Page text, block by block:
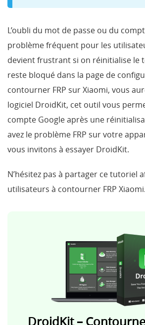
L’oubli du mot de passe ou du
problème fréquent pour les
devient frustrant si on réinitialise le
reste bloqué dans la page de
contourner FRP sur Xiaomi, vous
logiciel DroidKit, cet outil vous
compte Google après une
avez le problème FRP sur votre
vous invitons à essayer DroidKit.
N’hésitez pas à partager ce tutoriel
utilisateurs à contourner FRP Xiaomi.
DroidKit –